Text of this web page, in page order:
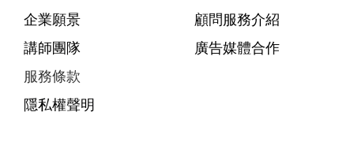
企業願景
講師團隊
服務條款
隱私權聲明
顧問服務介紹
廣告媒體合作